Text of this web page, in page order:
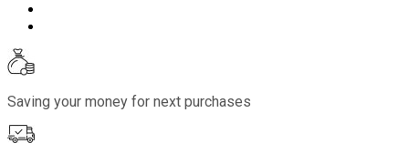
Saving your money for next purchases